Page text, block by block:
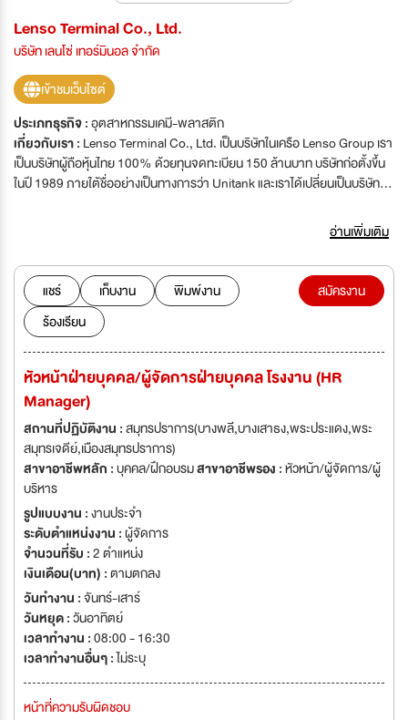
Lenso Terminal Co., Ltd.
บริษัท เลนโซ่ เทอร์มินอล จำกัด
เข้าชมเว็บไซต์
ประเภทธุรกิจ :อุตสาหกรรมเคมี-พลาสติก
เกี่ยวกับเรา : Lenso Terminal Co., Ltd. เป็นบริษัทในเครือ Lenso Group เรา
เป็นบริษัทผู้ถือหุ้นไทย 100% ด้วยทุนจดทะเบียน 150 ล้านบาท บริษัทก่อตั้งขึ้น
ในปี 1989 ภายใต้ชื่ออย่างเป็นทางการว่า Unitank และเราได้เปลี่ยนเป็นบริษัท
ขนาดต่างๆ ทั้งหมด 45 ถัง ตั้งแต่ 250 KL ถึง 2,000 KL ความจุถังเก็บรวมคือ
45,100 KL ซึ่งถือเป็นหนึ่งในฟาร์มถังเก็บสารเคมีเหลวที่ใหญ่ที่สุดในกรุงเทพฯ
และปริมณฑล
อ่านเพิ่มเติม
แชร์ เก็บงาน
พิมพ์งาน
ร้องเรียน
สมัครงาน
หัวหน้าฝ่ายบุคคล/ผู้จัดการฝ่ายบุคคล โรงงาน (HR
Manager)
สถานที่ปฏิบัติงาน :สมุทรปราการ(บางพลี,บางเสาธง,พระประแดง,พระ
สมุทรเจดีย์,เมืองสมุทรปราการ)
สาขาอาชีพหลัก :บุคคล/ฝึกอบรมสาขาอาชีพรอง :หัวหน้า/ผู้จัดการ/ผู้
บริหาร
รูปแบบงาน :งานประจำ
ระดับตำแหน่งงาน :ผู้จัดการ
จำนวนที่รับ :2 ตำแหน่ง
เงินเดือน(บาท) :ตามตกลง
วันทำงาน :จันทร์-เสาร์
วันหยุด :วันอาทิตย์
เวลาทำงาน :08:00 - 16:30
เวลาทำงานอื่นๆ :ไม่ระบุ
หน้าที่ความรับผิดชอบ